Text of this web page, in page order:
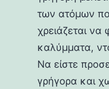
των ατόμων
χρειάζεται να
καλύμματα,
Να είστε
γρήγορα και